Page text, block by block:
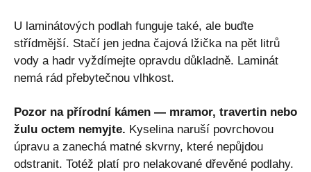
U laminátových podlah funguje také, ale buďte
střídmější. Stačí jen jedna čajová lžička na pět litrů
vody a hadr vyždímejte opravdu důkladně. Laminát
nemá rád přebytečnou vlhkost.
Pozor na přírodní kámen — mramor, travertin nebo
žulu octem nemyjte. Kyselina naruší povrchovou
úpravu a zanechá matné skvrny, které nepůjdou
odstranit. Totéž platí pro nelakované dřevěné podlahy.